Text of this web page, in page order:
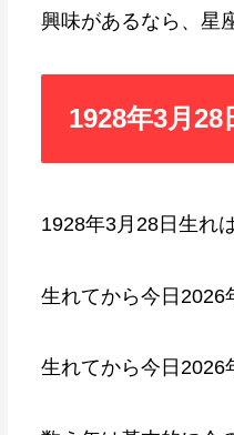
興味があるなら、星
1928年3月28
1928年3月28日生れ
生れてから今日2026
生れてから今日2026